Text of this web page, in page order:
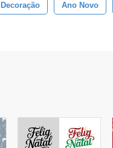
Decoração Ano Novo